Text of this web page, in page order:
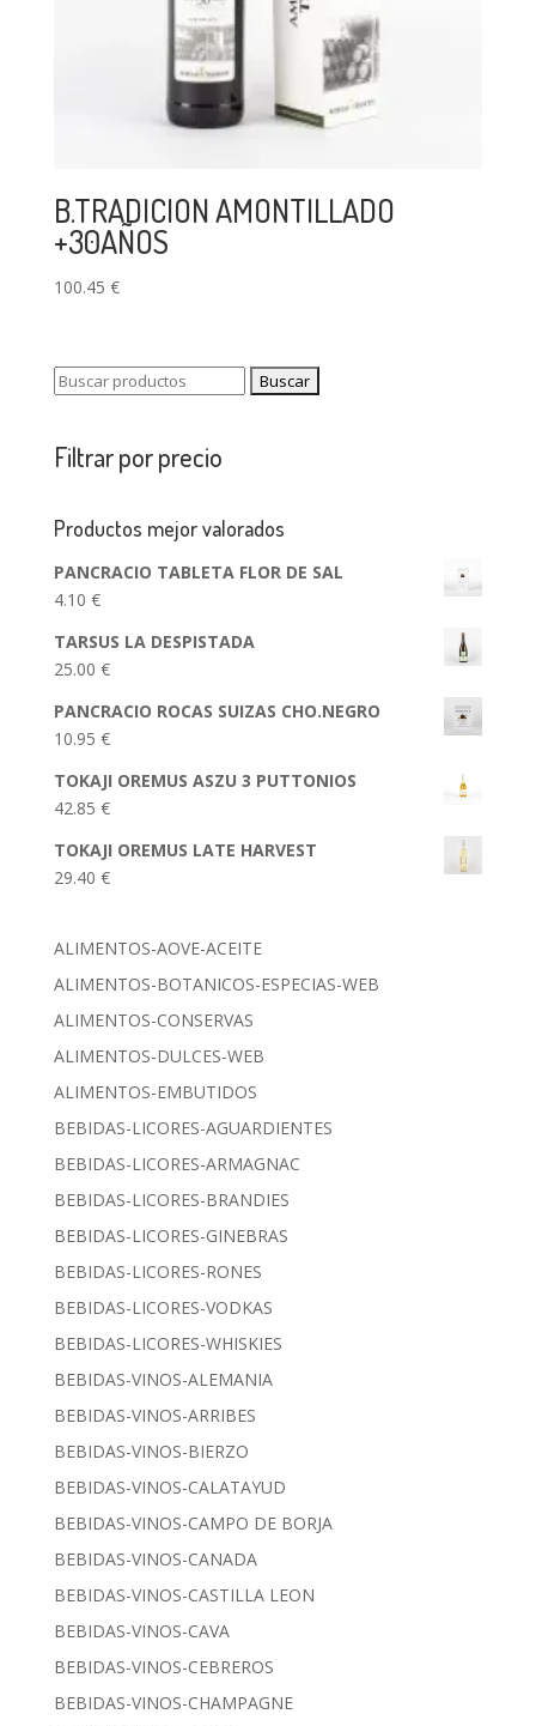
B.TRADICION AMONTILLADO
+30AÑOS
100.45 €
Buscar:
Filtrar por precio
Productos mejor valorados
PANCRACIO TABLETA FLOR DE SAL
4.10 €
TARSUS LA DESPISTADA
25.00 €
PANCRACIO ROCAS SUIZAS CHO.NEGRO
10.95 €
TOKAJI OREMUS ASZU 3 PUTTONIOS
42.85 €
TOKAJI OREMUS LATE HARVEST
29.40 €
ALIMENTOS-AOVE-ACEITE
ALIMENTOS-BOTANICOS-ESPECIAS-WEB
ALIMENTOS-CONSERVAS
ALIMENTOS-DULCES-WEB
ALIMENTOS-EMBUTIDOS
BEBIDAS-LICORES-AGUARDIENTES
BEBIDAS-LICORES-ARMAGNAC
BEBIDAS-LICORES-BRANDIES
BEBIDAS-LICORES-GINEBRAS
BEBIDAS-LICORES-RONES
BEBIDAS-LICORES-VODKAS
BEBIDAS-LICORES-WHISKIES
BEBIDAS-VINOS-ALEMANIA
BEBIDAS-VINOS-ARRIBES
BEBIDAS-VINOS-BIERZO
BEBIDAS-VINOS-CALATAYUD
BEBIDAS-VINOS-CAMPO DE BORJA
BEBIDAS-VINOS-CANADA
BEBIDAS-VINOS-CASTILLA LEON
BEBIDAS-VINOS-CAVA
BEBIDAS-VINOS-CEBREROS
BEBIDAS-VINOS-CHAMPAGNE